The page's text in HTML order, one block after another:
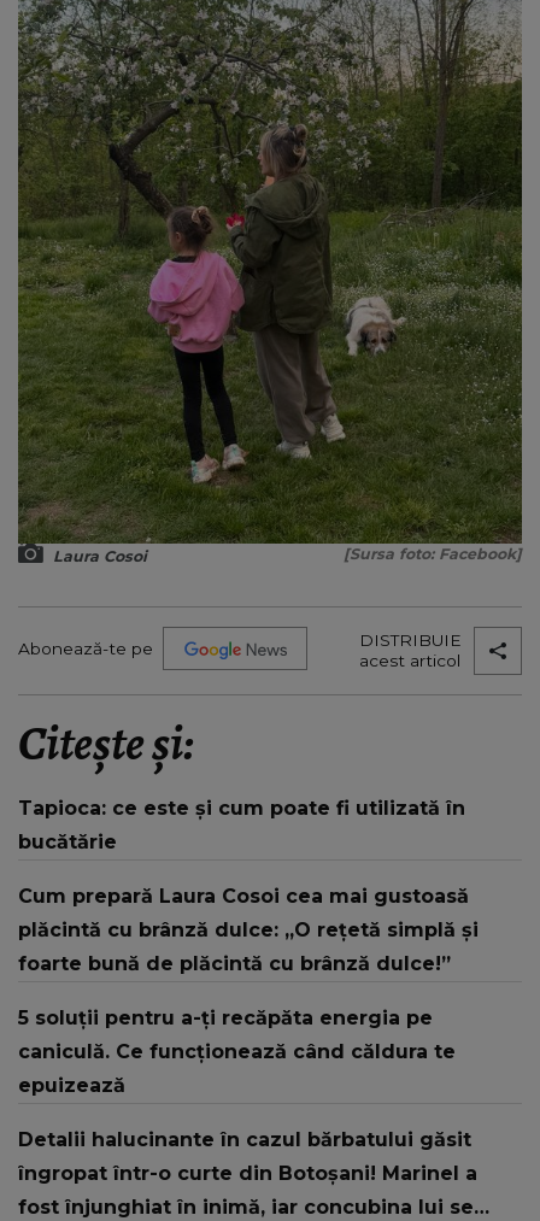
Laura Cosoi [Sursa foto: Facebook]
Abonează-te pe
DISTRIBUIE
acest articol
Citește și:
Tapioca: ce este și cum poate fi utilizată în
bucătărie
Cum prepară Laura Cosoi cea mai gustoasă
plăcintă cu brânză dulce: „O rețetă simplă și
foarte bună de plăcintă cu brânză dulce!”
5 soluții pentru a-ți recăpăta energia pe
caniculă. Ce funcționează când căldura te
epuizează
Detalii halucinante în cazul bărbatului găsit
îngropat într-o curte din Botoșani! Marinel a
fost înjunghiat în inimă, iar concubina lui se